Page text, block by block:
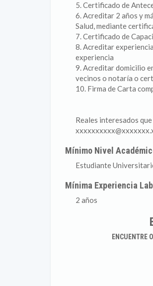
5. Certificado de
6. Acreditar 2 años y
Salud, mediante
7. Certificado de
8. Acreditar
experiencia
9. Acreditar domicilio
vecinos o notaría o
10. Firma de Carta
Reales interesados
Mínimo Nivel
Estudiante
Mínima Experiencia
2 años
ENCUENTRE